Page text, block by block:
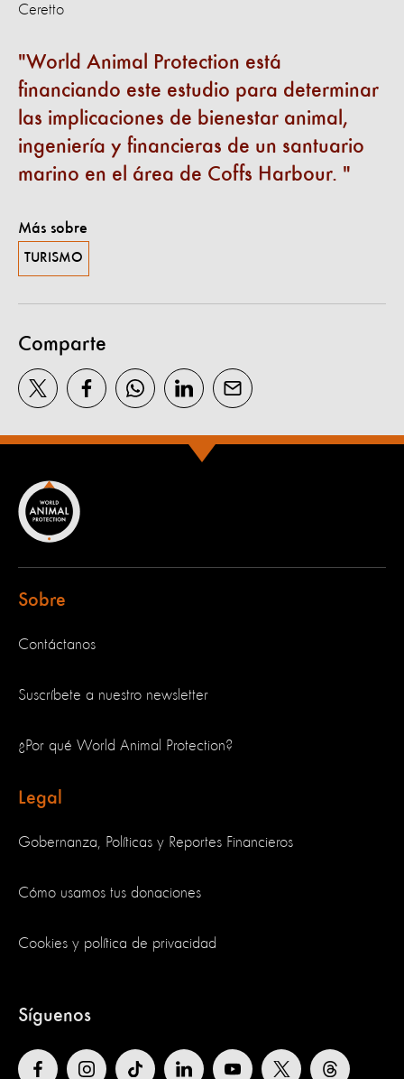
Ceretto
World Animal Protection está
financiando este estudio para determinar
las implicaciones de bienestar animal,
ingeniería y financieras de un santuario
marino en el área de Coffs Harbour.
Más sobre
TURISMO
Comparte
Sobre
Contáctanos
Suscríbete a nuestro newsletter
¿Por qué World Animal Protection?
Legal
Gobernanza, Políticas y Reportes Financieros
Cómo usamos tus donaciones
Cookies y política de privacidad
Síguenos